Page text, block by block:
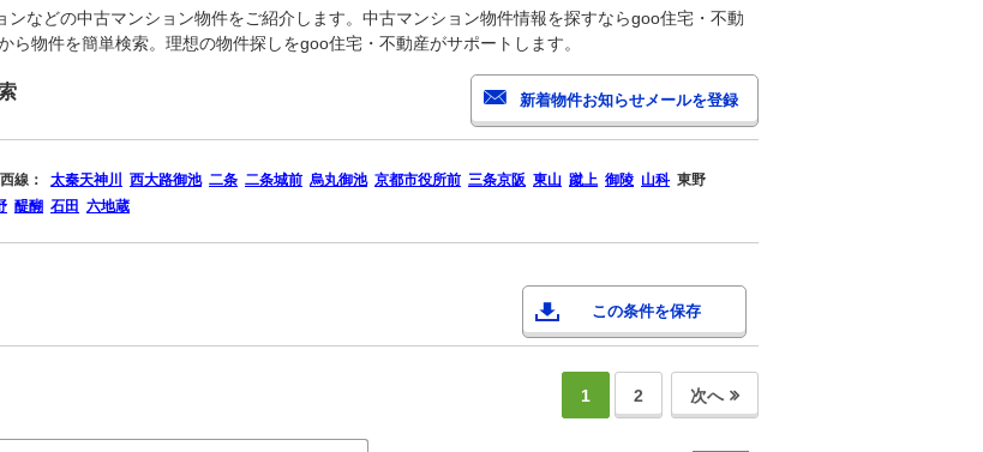
などの中古マンション物件をご紹介します。中古マンション物件情報を探すならgoo住宅・不動
物件を簡単検索。理想の物件探しをgoo住宅・不動産がサポートします。
線： 太秦天神川 西大路御池 二条 二条城前 烏丸御池 京都市役所前 三条京阪 東山 蹴上 御陵 山科 東野
醍醐 石田 六地蔵
この条件を保存
1 2 次へ